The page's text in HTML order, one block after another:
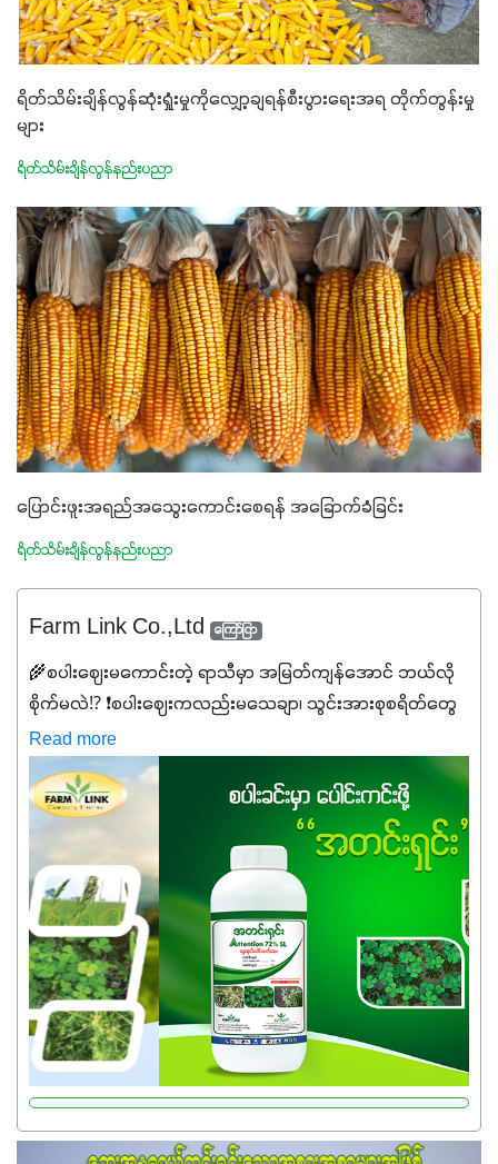
ရိတ်သိမ်းချိန်လွန်ဆုံးရှုံးမှုကိုလျှော့ချရန်စီးပွားရေးအရ တိုက်တွန်းမှု
များ
ရိတ်သိမ်းချိန်လွန်နည်းပညာ
ပြောင်းဖူးအရည်အသွေးကောင်းစေရန် အခြောက်ခံခြင်း
ရိတ်သိမ်းချိန်လွန်နည်းပညာ
Farm Link Co.,Ltd ကြော်ငြာ
🌾စပါးဈေးမကောင်းတဲ့ ရာသီမှာ အမြတ်ကျန်အောင် ဘယ်လို
စိုက်မလဲ⁉️ ❗စပါးဈေးကလည်းမသေချာ၊ သွင်းအားစုစရိတ်တွေ
ကလည်း တက်နေတဲ့ဒီလိုအချိန်မှာ သွင်းအားစုဖိုးကို လျှော့ချပြီး
အထွက်နှုန်းကို ထိန်းထားနိုင်မှ ဦးကြီးတို့ အဆင်ပြေမှာနော် ✔️ဒါ
ကြောင့် ကိုယ်သုံးသမျှ ကိုယ့်အတွက်အကျိုးရစေမယ့်
အရည်အသွေးစိတ်ချရတဲ့ သွင်းအားစုပစ္စည်းတွေကိုပဲ ရွေးချယ်
သုံးသင့်ပါတယ်။
Read more